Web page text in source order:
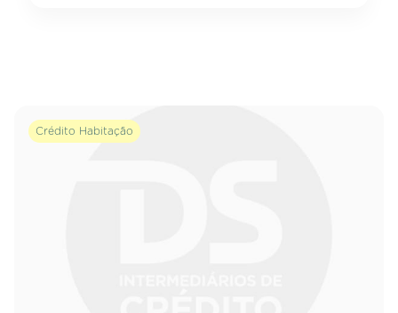
Crédito Habitação